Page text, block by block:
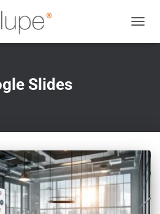
Slides